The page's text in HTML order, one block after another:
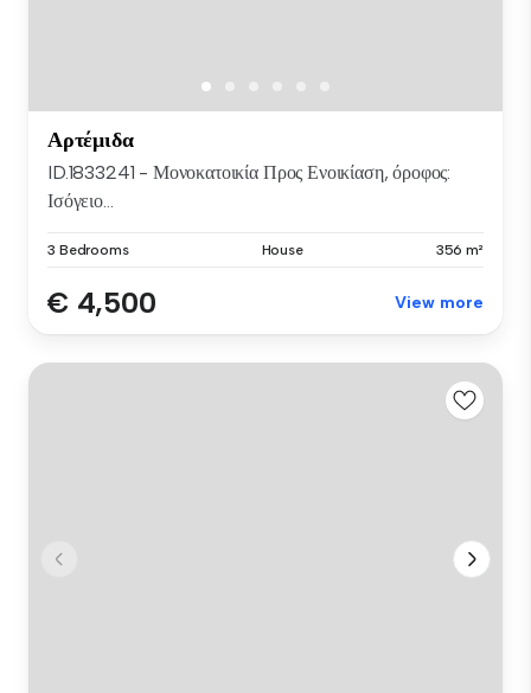
Αρτέμιδα
ID.1833241 - Μονοκατοικία Προς Ενοικίαση, όροφος:
Ισόγειο...
3 Bedrooms House 356 m²
€ 4,500 View more